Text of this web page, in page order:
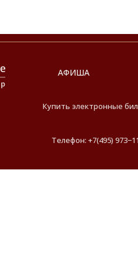
АФИША
Купить электронные
Телефон: +7(495)